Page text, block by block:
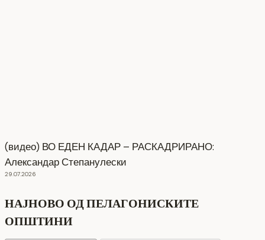
(видео) ВО ЕДЕН КАДАР – РАСКАДРИРАНО:
Александар Степанулески
29.07.2026
НАЈНОВО ОД ПЕЛАГОНИСКИТЕ
ОПШТИНИ